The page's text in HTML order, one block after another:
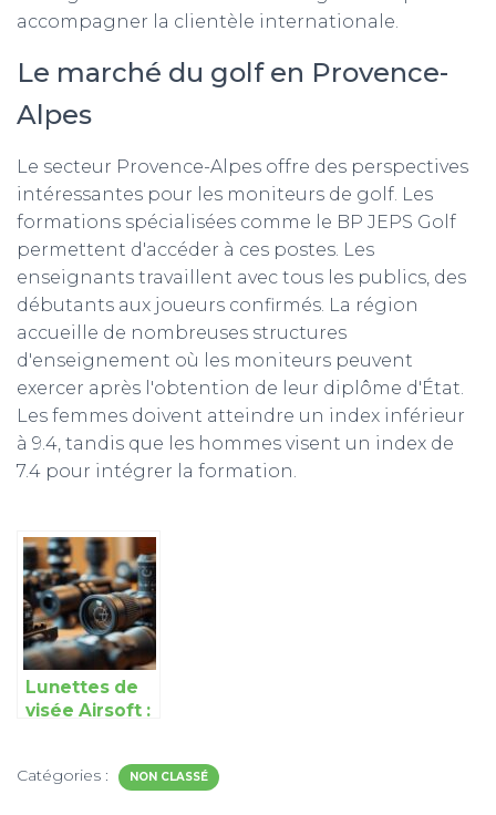
accompagner la clientèle internationale.
Le marché du golf en Provence-
Alpes
Le secteur Provence-Alpes offre des perspectives
intéressantes pour les moniteurs de golf. Les
formations spécialisées comme le BP JEPS Golf
permettent d'accéder à ces postes. Les
enseignants travaillent avec tous les publics, des
débutants aux joueurs confirmés. La région
accueille de nombreuses structures
d'enseignement où les moniteurs peuvent
exercer après l'obtention de leur diplôme d'État.
Les femmes doivent atteindre un index inférieur
à 9.4, tandis que les hommes visent un index de
7.4 pour intégrer la formation.
Lunettes de
visée Airsoft :
visibilité selon
Catégories : NON CLASSÉ